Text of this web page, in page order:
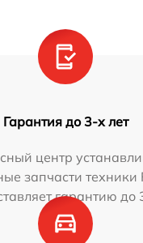
Гарантия до 3-х лет
центр
запчасти техники
гарантию до